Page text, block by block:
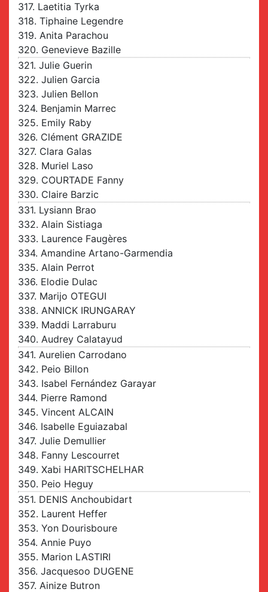
317. Laetitia Tyrka
318. Tiphaine Legendre
319. Anita Parachou
320. Genevieve Bazille
321. Julie Guerin
322. Julien Garcia
323. Julien Bellon
324. Benjamin Marrec
325. Emily Raby
326. Clément GRAZIDE
327. Clara Galas
328. Muriel Laso
329. COURTADE Fanny
330. Claire Barzic
331. Lysiann Brao
332. Alain Sistiaga
333. Laurence Faugères
334. Amandine Artano-Garmendia
335. Alain Perrot
336. Elodie Dulac
337. Marijo OTEGUI
338. ANNICK IRUNGARAY
339. Maddi Larraburu
340. Audrey Calatayud
341. Aurelien Carrodano
342. Peio Billon
343. Isabel Fernández Garayar
344. Pierre Ramond
345. Vincent ALCAIN
346. Isabelle Eguiazabal
347. Julie Demullier
348. Fanny Lescourret
349. Xabi HARITSCHELHAR
350. Peio Heguy
351. DENIS Anchoubidart
352. Laurent Heffer
353. Yon Dourisboure
354. Annie Puyo
355. Marion LASTIRI
356. Jacquesoo DUGENE
357. Ainize Butron